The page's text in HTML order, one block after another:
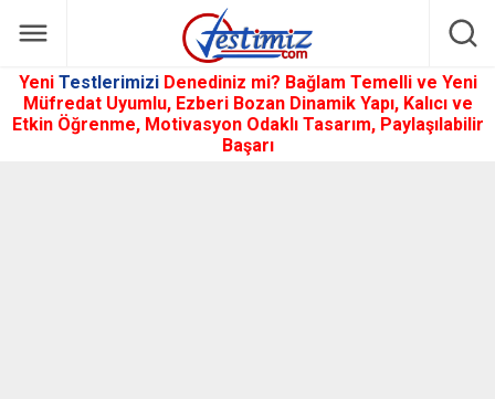
Yeni Testlerimizi Denediniz mi? Bağlam Temelli ve Yeni
Müfredat Uyumlu, Ezberi Bozan Dinamik Yapı, Kalıcı ve
Etkin Öğrenme, Motivasyon Odaklı Tasarım, Paylaşılabilir
Başarı